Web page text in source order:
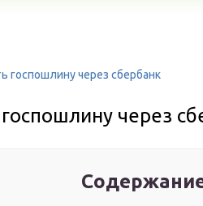
госпошлину через сбербанк
через